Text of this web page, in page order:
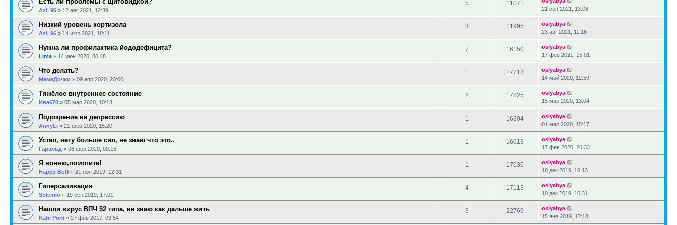
Azi_96 » 12 авг 2021, 12:39
5 11071
21 сен 2021, 13:08
Низкий уровень кортизола
Azi_96 » 14 июл 2021, 18:11
3 11995
oslyabya
23 авг 2021, 11:16
Нужна ли профилактика йододефицита?
Lima » 14 июн 2020, 00:48
7 16150
oslyabya
17 фев 2021, 15:01
Что делать?
МамаДочки » 09 апр 2020, 20:00
1 17713
oslyabya
14 май 2020, 12:59
Тяжёлое внутреннее состояние
Ива670 » 05 мар 2020, 10:18
2 17825
oslyabya
15 мар 2020, 13:04
Подозрение на депрессию
AnnyLi » 21 фев 2020, 15:20
1 16304
oslyabya
01 мар 2020, 15:17
Устал, нету больше сил, не знаю что это..
Гаральд » 06 фев 2020, 00:15
1 16613
oslyabya
17 фев 2020, 20:33
Я воняю,помогите!
Happy Buff » 21 ноя 2019, 12:31
1 17036
oslyabya
10 дек 2019, 16:13
Гиперсаливация
Solemio » 19 сен 2019, 17:01
4 17113
oslyabya
10 дек 2019, 10:31
Нашли вирус ВПЧ 52 типа, не знаю как дальше жить
Kate Porli » 27 фев 2017, 03:54
3 22769
oslyabya
15 янв 2019, 17:18